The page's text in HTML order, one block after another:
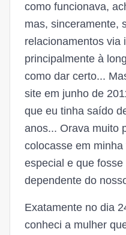
como funcionava,
mas, sinceramente,
relacionamentos via
principalmente à
como dar certo...
site em junho de
que eu tinha saído
anos... Orava muito
colocasse em
especial e que
dependente do
Exatamente no dia
conheci a mulher